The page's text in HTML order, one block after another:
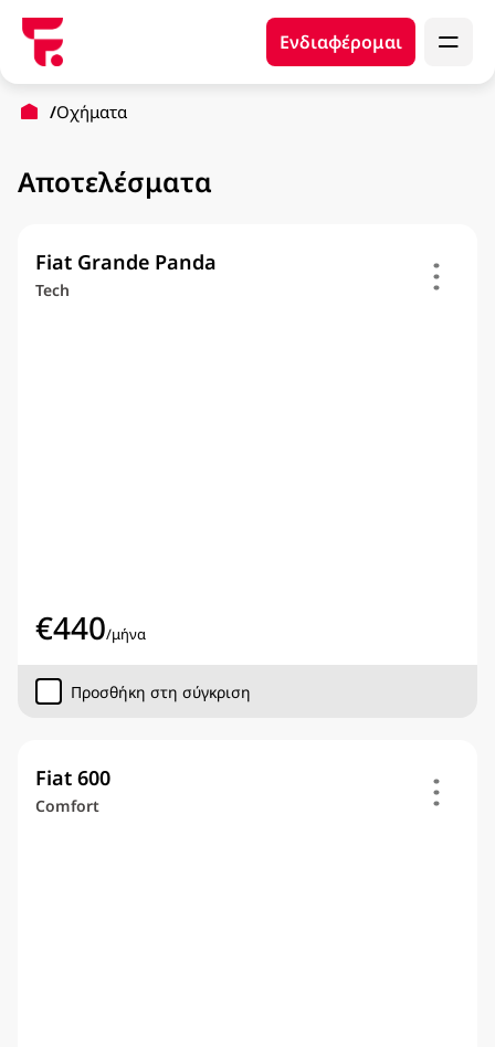
Ενδιαφέρομαι
Οχήματα
Αποτελέσματα
Fiat Grande Panda
Tech
€440/μήνα
Προσθήκη στη σύγκριση
Fiat 600
Comfort